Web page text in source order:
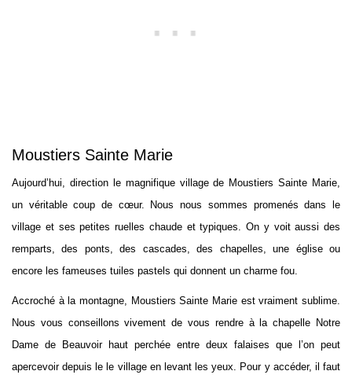
Moustiers Sainte Marie
Aujourd’hui, direction le magnifique village de Moustiers Sainte Marie,
un véritable coup de cœur. Nous nous sommes promenés dans le
village et ses petites ruelles chaude et typiques. On y voit aussi des
remparts, des ponts, des cascades, des chapelles, une église ou
encore les fameuses tuiles pastels qui donnent un charme fou.
Accroché à la montagne, Moustiers Sainte Marie est vraiment sublime.
Nous vous conseillons vivement de vous rendre à la chapelle Notre
Dame de Beauvoir haut perchée entre deux falaises que l’on peut
apercevoir depuis le le village en levant les yeux. Pour y accéder, il faut